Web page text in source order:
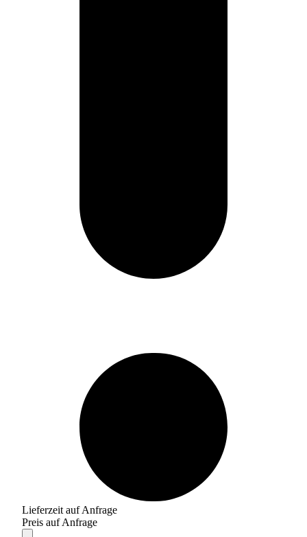
Lieferzeit auf Anfrage
Preis auf Anfrage